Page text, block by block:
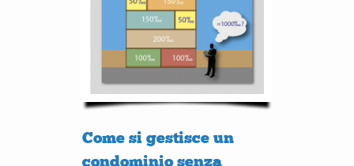
Come si gestisce un
condominio senza